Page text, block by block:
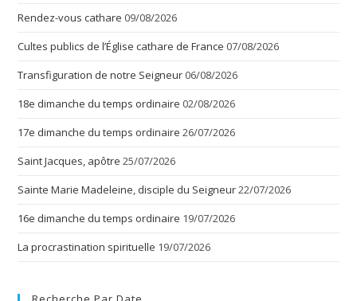
Rendez-vous cathare 09/08/2026
Cultes publics de l’Église cathare de France 07/08/2026
Transfiguration de notre Seigneur 06/08/2026
18e dimanche du temps ordinaire 02/08/2026
17e dimanche du temps ordinaire 26/07/2026
Saint Jacques, apôtre 25/07/2026
Sainte Marie Madeleine, disciple du Seigneur22/07/2026
16e dimanche du temps ordinaire 19/07/2026
La procrastination spirituelle 19/07/2026